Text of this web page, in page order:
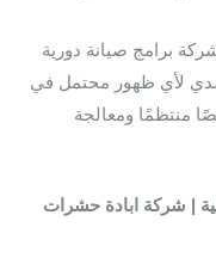
برامج صيانة دورية
لأي ظهور محتمل في
منتظمًا ومعالجة
| شركة ابادة حشرات